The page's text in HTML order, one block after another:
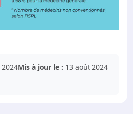
Mis à jour le : 13 août 2024